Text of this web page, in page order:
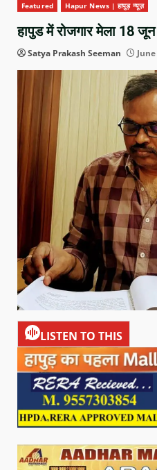
Featured Hapur News | हापुड़ न्यूज़
हापुड में रोजगार मेला 18
Satya Prakash Seeman
LISTEN TO THIS